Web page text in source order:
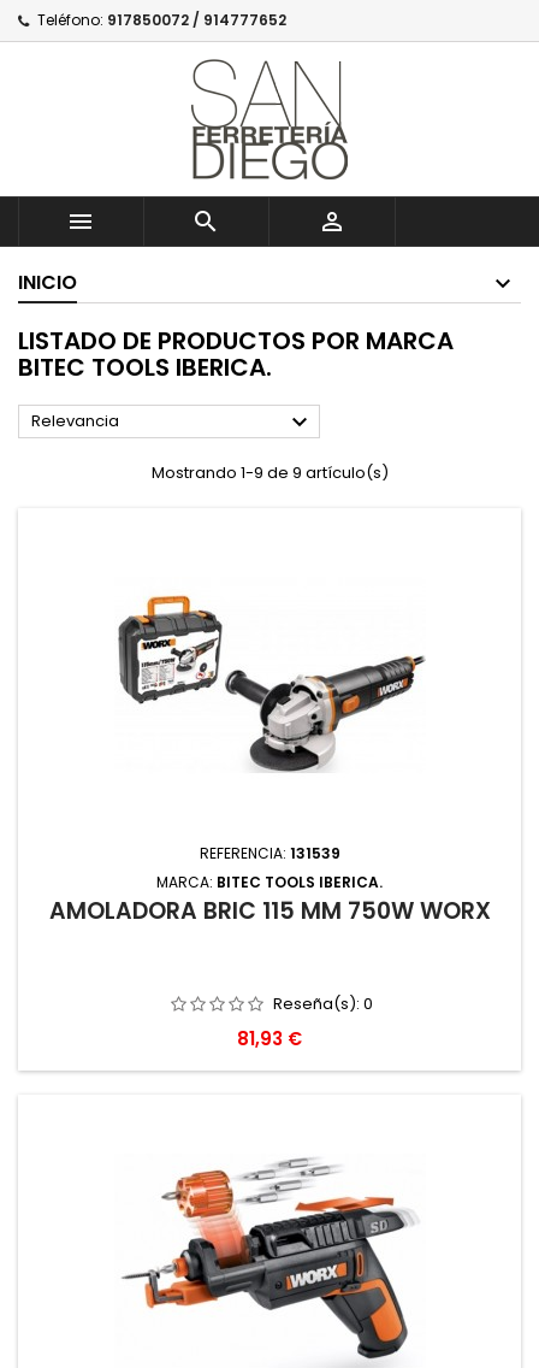
Teléfono: 917850072 / 914777652
  
INICIO
LISTADO DE PRODUCTOS POR MARCA
BITEC TOOLS IBERICA.
Relevancia 
Mostrando 1-9 de 9 artículo(s)
REFERENCIA: 131539
MARCA: BITEC TOOLS IBERICA.
AMOLADORA BRIC 115 MM 750W WORX
Reseña(s): 0
Precio
81,93 €